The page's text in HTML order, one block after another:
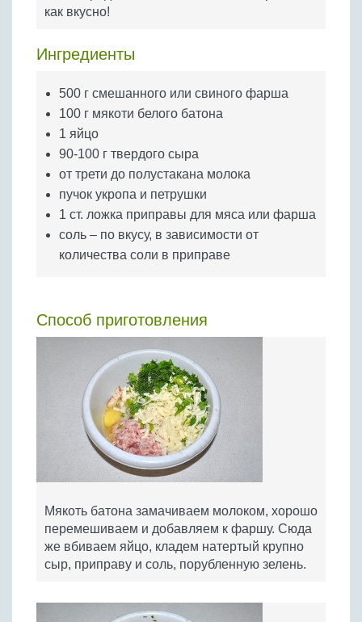
Бобовые
Крупы
как вкусно!
Ингредиенты
500 г смешанного или свиного фарша
100 г мякоти белого батона
1 яйцо
90-100 г твердого сыра
от трети до полустакана молока
пучок укропа и петрушки
1 ст. ложка приправы для мяса или фарша
соль – по вкусу, в зависимости от
количества соли в приправе
Способ приготовления
Мякоть батона замачиваем молоком, хорошо
перемешиваем и добавляем к фаршу. Сюда
же вбиваем яйцо, кладем натертый крупно
сыр, приправу и соль, порубленную зелень.